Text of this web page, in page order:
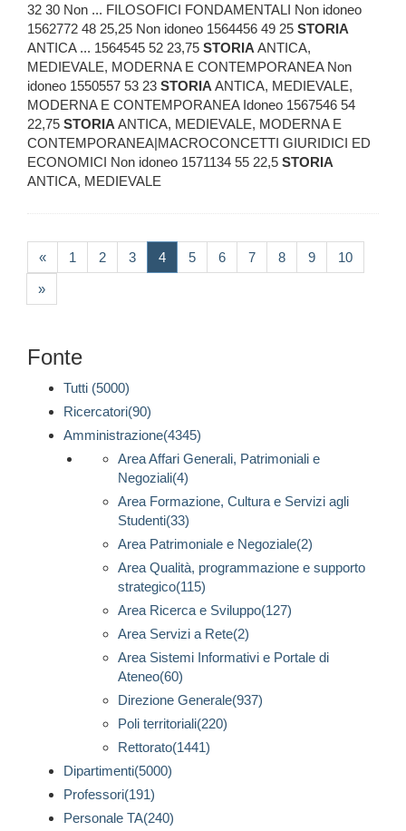
32 30 Non ... FILOSOFICI FONDAMENTALI Non idoneo
1562772 48 25,25 Non idoneo 1564456 49 25 STORIA
ANTICA ... 1564545 52 23,75 STORIAANTICA,
MEDIEVALE, MODERNA E CONTEMPORANEA Non
idoneo 1550557 53 23 STORIAANTICA, MEDIEVALE,
MODERNA E CONTEMPORANEA Idoneo 1567546 54
22,75 STORIAANTICA, MEDIEVALE, MODERNA E
CONTEMPORANEA|MACROCONCETTI GIURIDICI ED
ECONOMICI Non idoneo 1571134 55 22,5 STORIA
ANTICA, MEDIEVALE
« 1 2 3 4(current)
5 6 7 8 9 10
»
Fonte
Tutti (5000)
Ricercatori(90)
Amministrazione(4345)
Area Affari Generali, Patrimoniali e
Negoziali(4)
Area Formazione, Cultura e Servizi agli
Studenti(33)
Area Patrimoniale e Negoziale(2)
Area Qualità, programmazione e supporto
strategico(115)
Area Ricerca e Sviluppo(127)
Area Servizi a Rete(2)
Area Sistemi Informativi e Portale di
Ateneo(60)
Direzione Generale(937)
Poli territoriali(220)
Rettorato(1441)
Dipartimenti(5000)
Professori(191)
Personale TA(240)